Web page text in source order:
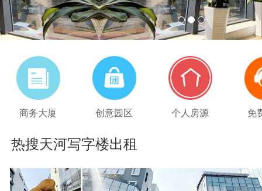
1 2 3
商务大厦 创意园区 个人房源 免
热搜天河写字楼出租